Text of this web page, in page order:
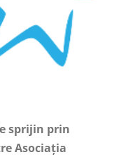
sprijin prin
Asociația